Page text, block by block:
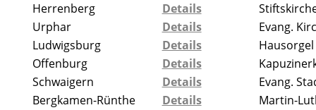
Herrenberg
Details
Urphar
Details
Evang.
Ludwigsburg
Details
Hausorgel
Offenburg
Details
Schwaigern
Details
Evang.
Bergkamen-Rünthe
Details
Martin-